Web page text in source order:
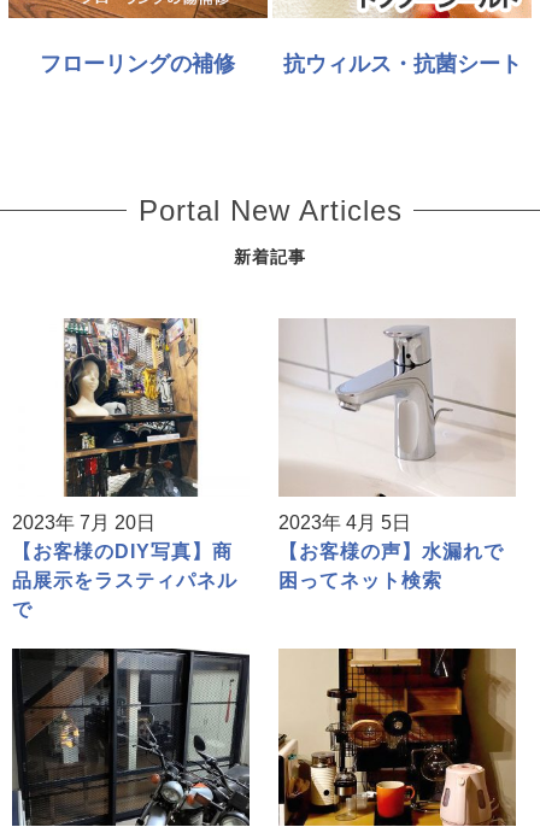
フローリングの補修 抗ウィルス・抗菌シート
Portal New Articles
新着記事
2023年 7月 20日
【お客様のDIY写真】商
品展示をラスティパネル
で
2023年 4月 5日
【お客様の声】水漏れで
困ってネット検索